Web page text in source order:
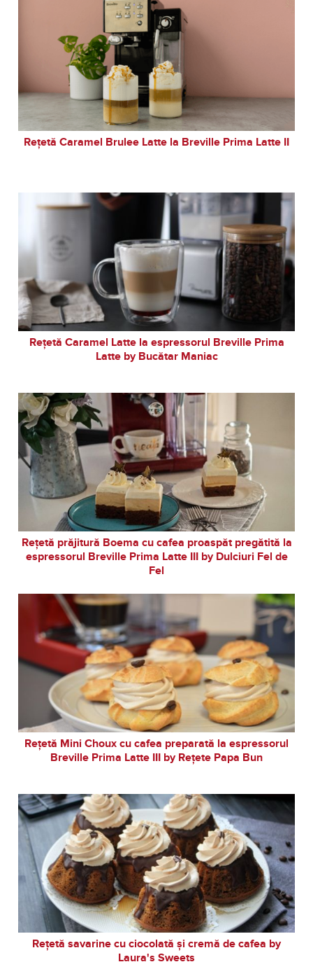
Rețetă Caramel Brulee Latte la Breville Prima Latte II
Rețetă Caramel Latte la espressorul Breville Prima
Latte by Bucătar Maniac
Rețetă prăjitură Boema cu cafea proaspăt pregătită la
espressorul Breville Prima Latte III by Dulciuri Fel de
Fel
Rețetă Mini Choux cu cafea preparată la espressorul
Breville Prima Latte III by Rețete Papa Bun
Rețetă savarine cu ciocolată și cremă de cafea by
Laura's Sweets